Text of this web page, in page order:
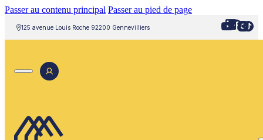
Passer au contenu principal Passer au pied de page
125 avenue Louis Roche 92200 Gennevilliers